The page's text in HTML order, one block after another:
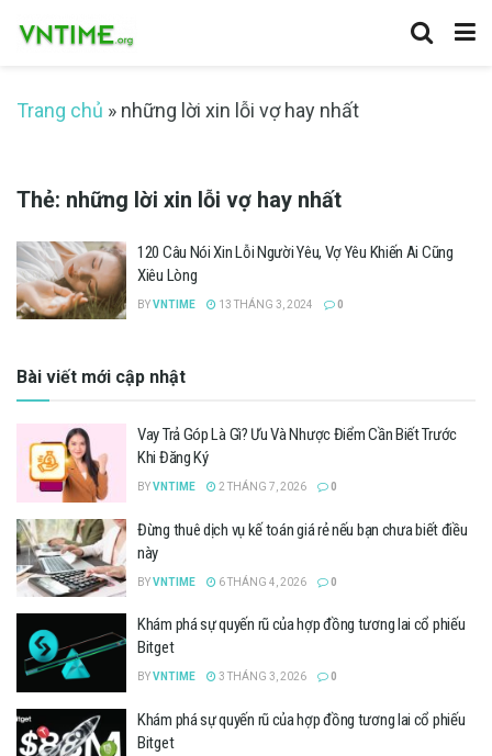
Trang chủ » những lời xin lỗi vợ hay nhất
Thẻ: những lời xin lỗi vợ hay nhất
120 Câu Nói Xin Lỗi Người Yêu, Vợ Yêu Khiến Ai Cũng
Xiêu Lòng
BYVNTIME 13 THÁNG 3, 2024 0
Bài viết mới cập nhật
Vay Trả Góp Là Gì? Ưu Và Nhược Điểm Cần Biết Trước
Khi Đăng Ký
BYVNTIME 2 THÁNG 7, 2026 0
Đừng thuê dịch vụ kế toán giá rẻ nếu bạn chưa biết điều
này
BYVNTIME 6 THÁNG 4, 2026 0
Khám phá sự quyến rũ của hợp đồng tương lai cổ phiếu
Bitget
BYVNTIME 3 THÁNG 3, 2026 0
Khám phá sự quyến rũ của hợp đồng tương lai cổ phiếu
Bitget